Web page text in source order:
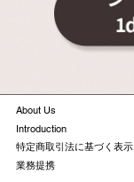
About Us
Introduction
特定商取引法に基づく表示
業務提携